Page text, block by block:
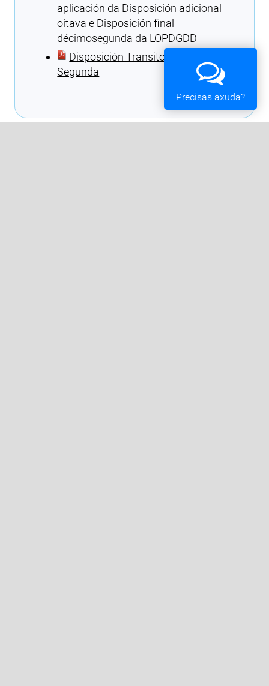
aplicación da Disposición adicional
oitava e Disposición final
décimosegunda da LOPDGDD
Disposición Transitoria
Segunda
Precisas axuda?